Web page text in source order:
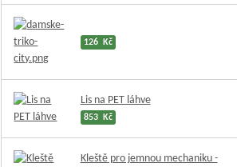
126 Kč
Lis na PET láhve
853 Kč
Kleště pro jemnou mechaniku -